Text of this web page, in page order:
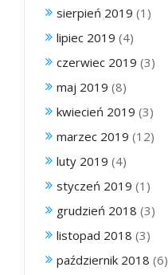
sierpień 2019 (1)
lipiec 2019 (4)
czerwiec 2019 (3)
maj 2019 (8)
kwiecień 2019 (3)
marzec 2019 (12)
luty 2019 (4)
styczeń 2019 (1)
grudzień 2018 (3)
listopad 2018 (3)
październik 2018 (6)